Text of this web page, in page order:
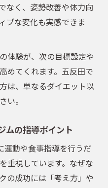
なく、姿勢改善や体力向
ブな変化も実感できま
体験が、次の目標設定や
めてくれます。五反田で
は、単なるダイエット以
い。
ムの指導ポイント
運動や食事指導を行うだ
重視しています。なぜな
の成功には「考え方」や